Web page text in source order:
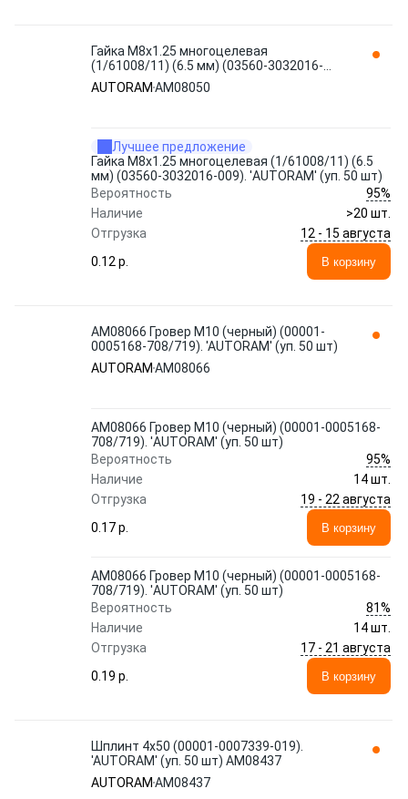
Гайка М8x1.25 многоцелевая
(1/61008/11) (6.5 мм) (03560-3032016-
009). 'AUTORAM' (уп. 50 шт) AM08050
AUTORAM AM08050
Лучшее предложение
Гайка М8x1.25 многоцелевая (1/61008/11) (6.5
мм) (03560-3032016-009). 'AUTORAM' (уп. 50 шт)
Вероятность
95%
Наличие
>20 шт.
Отгрузка
12 - 15 августа
0.12 p.
В корзину
AM08066 Гровер М10 (черный) (00001-
0005168-708/719). 'AUTORAM' (уп. 50 шт)
AUTORAM AM08066
AM08066 Гровер М10 (черный) (00001-0005168-
708/719). 'AUTORAM' (уп. 50 шт)
Вероятность
95%
Наличие
14 шт.
Отгрузка
19 - 22 августа
0.17 p.
В корзину
AM08066 Гровер М10 (черный) (00001-0005168-
708/719). 'AUTORAM' (уп. 50 шт)
Вероятность
81%
Наличие
14 шт.
Отгрузка
17 - 21 августа
0.19 p.
В корзину
Шплинт 4x50 (00001-0007339-019).
'AUTORAM' (уп. 50 шт) AM08437
AUTORAM AM08437